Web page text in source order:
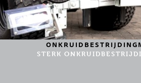
STERK